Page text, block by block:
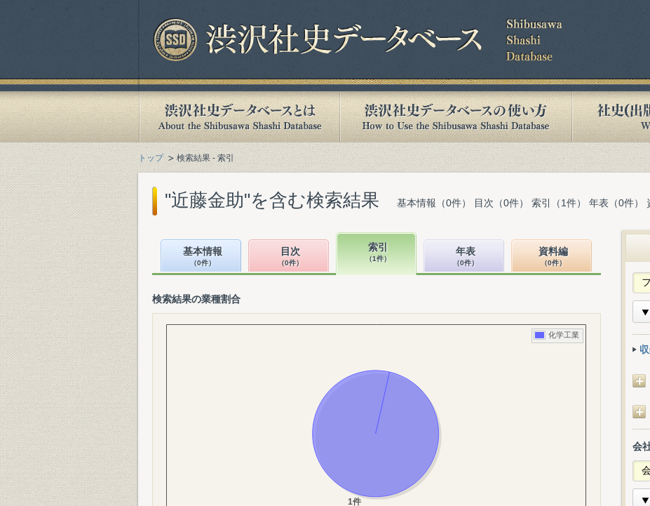
トップ 検索結果 - 索引
"近藤金助"を含む検索結果 基本情報（0件） 目次（0件） 索引（1件） 年表（0件）
基本情報
（0件）
目次
（0件）
索引
（1件）
年表
（0件）
資料編
（0件）
検索結果の業種割合
会